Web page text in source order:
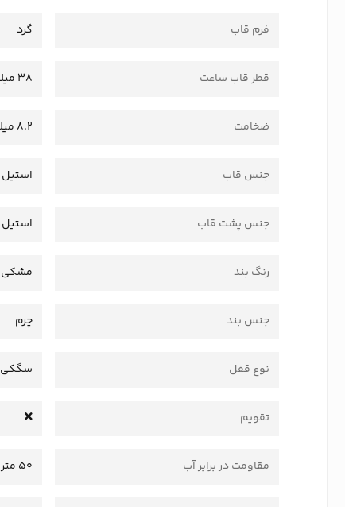
فرم قاب گرد
قطر قاب ساعت 38 میلی‌متر
ضخامت 8.2 میلی‌متر
جنس قاب استیل
جنس پشت قاب استیل
رنگ بند مشکی
جنس بند چرم
نوع قفل سگکی
تقویم
مقاومت در برابر آب 50 متر